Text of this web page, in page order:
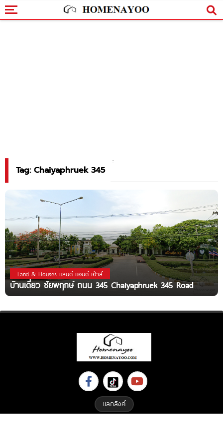
Tag: Chaiyaphruek 345
Land & Houses แลนด์ แอนด์ เฮ้าส์
บ้านเดี่ยว ชัยพฤกษ์ ถนน 345 Chaiyaphruek 345 Road
แลกลิงค์